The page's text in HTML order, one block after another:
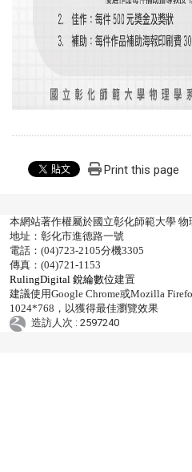
Print this page
本網站著作權屬於國立彰化師範大學
地址：彰化市進德路一號
電話：(04)723-2105分機3305
傳真：(04)721-1153
RulingDigital 銳綸數位建置
建議使用Google Chrome或Mozilla
1024*768，以獲得最佳瀏覽效果
造訪人次 : 2597240